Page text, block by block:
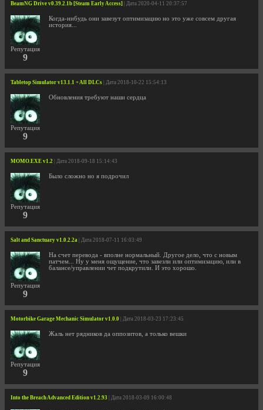
BeamNG Drive v0.39.2.1b [Steam Early Access] | Дата 2020-04-11 20:37:57
Репутация
9
Когда-нибудь они завезут оптимизацию но это уже совсем другая
история...
Tabletop Simulator v13.1.1 + All DLCs | Дата 2018-10-22 15:54:13
Репутация
9
Обновления требуют наши сердца
MOMO.EXE v1.2 | Дата 2018-09-18 15:14:43
Репутация
9
Было сложно но я подрочил
Salt and Sanctuary v1.0.2.2a | Дата 2018-07-11 16:03:49
Репутация
9
На счет перевода - вполне нормальный. Другое дело, что с новым
патчем... Ну у меня ощущение, что завезли или оптимизацию, или в
балансе/управлении чет подкрутили. И это хорошо.
Motorbike Garage Mechanic Simulator v1.0.0 | Дата 2018-03-23 17:23:45
Репутация
9
Жаль нет рядников да оппозитов, а только вешки
Into the Breach Advanced Edition v1.2.93 | Дата 2018-03-09 16:00:48